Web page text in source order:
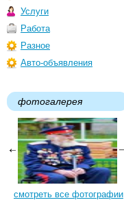
Услуги
Работа
Разное
Авто-объявления
фотогалерея
смотреть все фотографии